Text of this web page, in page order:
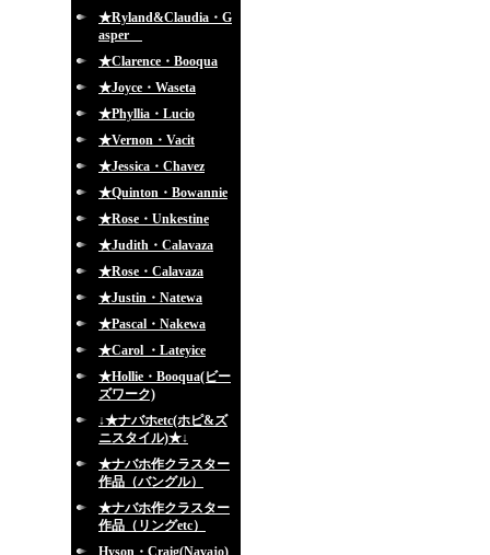
★Ryland&Claudia・G
asper
★Clarence・Booqua
★Joyce・Waseta
★Phyllia・Lucio
★Vernon・Vacit
★Jessica・Chavez
★Quinton・Bowannie
★Rose・Unkestine
★Judith・Calavaza
★Rose・Calavaza
★Justin・Natewa
★Pascal・Nakewa
★Carol ・Lateyice
★Hollie・Booqua(ビー
ズワーク)
↓★ナバホetc(ホピ&ズ
ニスタイル)★↓
★ナバホ作クラスター
作品（バングル）
★ナバホ作クラスター
作品（リングetc）
Hyson・Craig(Navajo)